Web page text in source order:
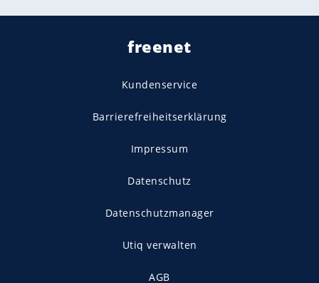
freenet
Kundenservice
Barrierefreiheitserklärung
Impressum
Datenschutz
Datenschutzmanager
Utiq verwalten
AGB